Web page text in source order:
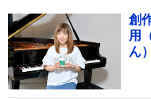
創
用
ん